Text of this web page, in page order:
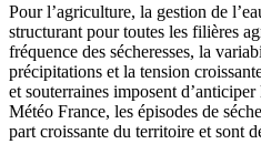
Pour l’agriculture, la gestion de
structurant pour toutes les filières
fréquence des sécheresses, la
précipitations et la tension
et souterraines imposent
Météo France, les épisodes de
part croissante du territoire et sont